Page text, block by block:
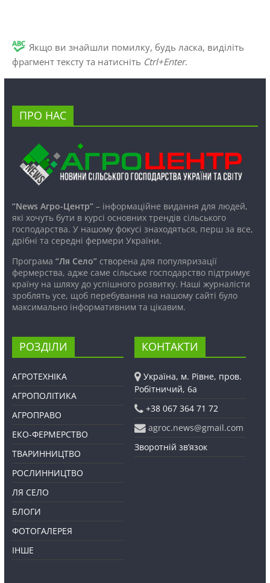
Якщо ви знайшли помилку, будь ласка, виділіть
фрагмент тексту та натисніть Ctrl+Enter.
ПРО НАС
“News Агро-Центр”– інформаційне видання для людей,
які хочуть бути в курсі основних трендів сільського
господарства. У нашому фокусі знаходяться, перш за все,
дрібні та середні фермери України.
Програма “Ля Село”створена для популяризації
фермерства, адже саме сільське господарство підтримує
країну на шляху до успішного розвитку. Наші журналісти
зроблять усе, щоб перебування на нашому сайті було
максимально інформативним та цікавим.
РОЗДІЛИ
АГРОТЕХНІКА
АГРОПОЛІТИКА
АГРОПРАВО
ЕКО-ФЕРМЕРСТВО
ТВАРИННИЦТВО
РОСЛИННИЦТВО
ЛЯ СЕЛО
БЛОГИ
ФОТОГАЛЕРЕЯ
ІНШЕ
КОНТАКТИ
Україна, м. Рівне, пров.
Робітничий, 6а
+38 067 364 71 72
agroc.news@gmail.com
Зворотній зв’язок